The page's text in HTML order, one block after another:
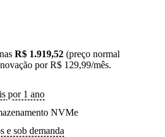
R$ 1.919,52 (preço normal
por R$ 129,99/mês.
por 1 ano
NVMe
e sob demanda